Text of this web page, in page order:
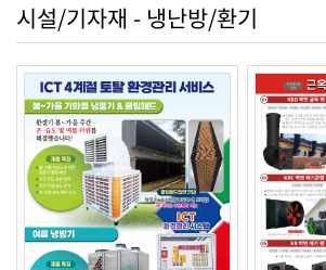
시설/기자재 - 냉난방/환기